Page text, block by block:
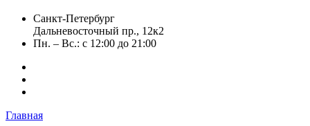
Санкт-Петербург
Дальневосточный пр., 12к2
Пн. – Вс.: с 12:00 до 21:00
Главная